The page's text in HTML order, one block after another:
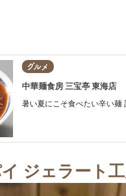
グルメ
中華麺食房 三宝亭 東海店
暑い夏にこそ食べたい辛い麺
ジェラート